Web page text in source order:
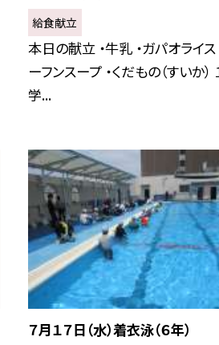
給食献立
本日の献立 ・牛乳 ・ガパオライス
ーフンスープ ・くだもの（すいか）
学...
７月１７日（水）着衣泳（６年）